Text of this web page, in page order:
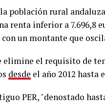
población rural
renta inferior a 7.696,8
un montante que
el requisito de
desde el año 2012 hasta
PER, "denostado